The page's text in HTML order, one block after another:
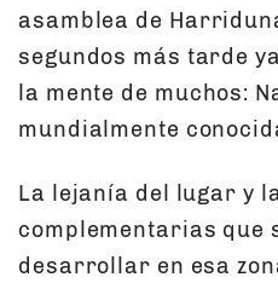
asamblea de
segundos más tarde
la mente de muchos:
mundialmente
La lejanía del lugar y
complementarias que
desarrollar en esa